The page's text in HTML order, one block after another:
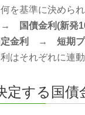
を基準に決められ
国債金利(新発
定金利 → 短期プ
はそれぞれに連
定する国